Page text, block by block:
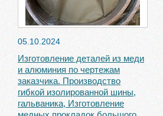
05.10.2024
Изготовление деталей из меди
и алюминия по чертежам
заказчика. Производство
гибкой изолированной шины,
гальваника, Изготовление